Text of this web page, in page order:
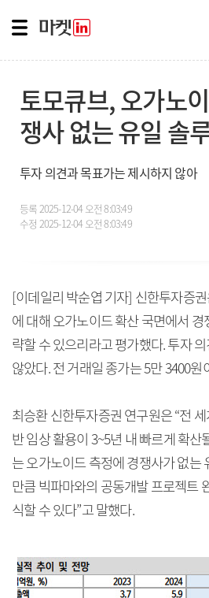
토모큐브, 오가노
쟁사 없는 유일 솔
투자 의견과 목표가는 제시하지 않아
등록2025-12-04 오전 8:03:49
수정 2025-12-04 오전 8:03:49
[이데일리 박순엽 기자] 신한투자증
에 대해 오가노이드 확산 국면에서
략할 수 있으리라고 평가했다. 투자
않았다. 전 거래일 종가는 5만 3400원
최승환 신한투자증권 연구원은 “전
반 임상 활용이 3~5년 내 빠르게 확산
는 오가노이드 측정에 경쟁사가 없는
만큼 빅파마와의 공동개발 프로젝트
식할 수 있다”고 말했다.